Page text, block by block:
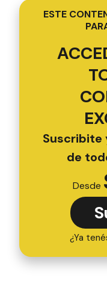
ESTE
Suscribite
de
Desde
¿Ya